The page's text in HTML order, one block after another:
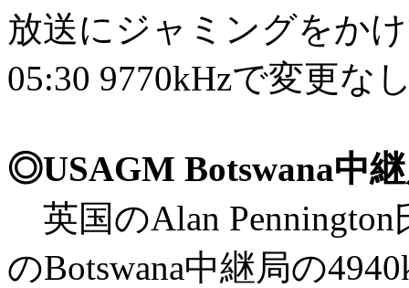
放送にジャミングをか
05:30 9770kHzで変更な
◎USAGM Botswana中
英国のAlan
のBotswana中継局の